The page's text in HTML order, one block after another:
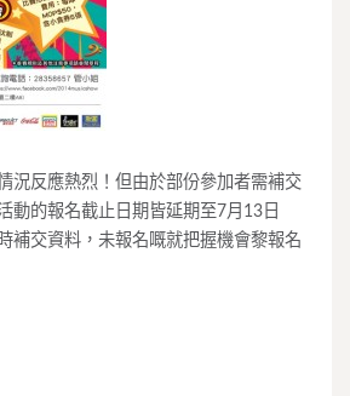
況反應熱烈！但由於部份參加者需補交
動的報名截止日期皆延期至7月13日
補交資料，未報名嘅就把握機會黎報名